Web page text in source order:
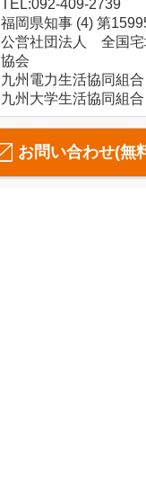
TEL:092-409-2739
福岡県知事 (4) 第
公営社団法人 全国宅
協会
九州電力生活協同組合
九州大学生活協同組合
お問い合わせ(無